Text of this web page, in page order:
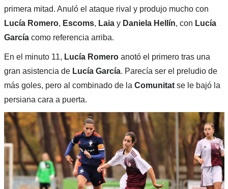
primera mitad. Anuló el ataque rival y produjo mucho con
Lucía Romero, Escoms, Laiay Daniela Hellín, con Lucía
Garcíacomo referencia arriba.
En el minuto 11, Lucía Romeroanotó el primero tras una
gran asistencia deLucía García. Parecía ser el preludio de
más goles, pero al combinado de la Comunitatse le bajó la
persiana cara a puerta.